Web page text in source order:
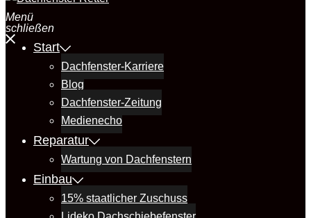
Menü
schließen
Start
Dachfenster-Karriere
Blog
Dachfenster-Zeitung
Medienecho
Reparatur
Wartung von Dachfenstern
Einbau
15% staatlicher Zuschuss